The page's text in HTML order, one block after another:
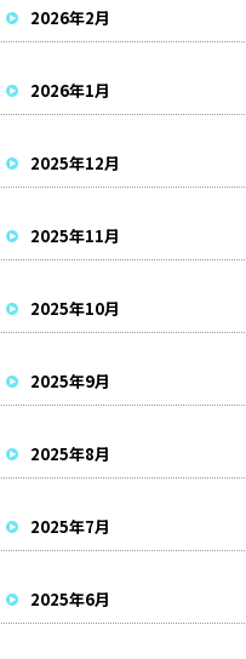
2026年2月
2026年1月
2025年12月
2025年11月
2025年10月
2025年9月
2025年8月
2025年7月
2025年6月